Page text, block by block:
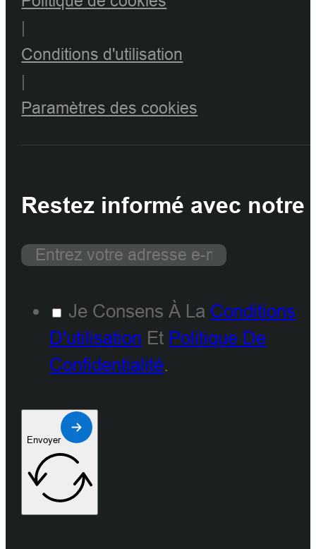
|
Conditions d'utilisation
|
Paramètres des cookies
Restez informé avec notre
Je Consens À La Conditions
D'utilisation Et Politique De
Confidentialité.
Envoyer